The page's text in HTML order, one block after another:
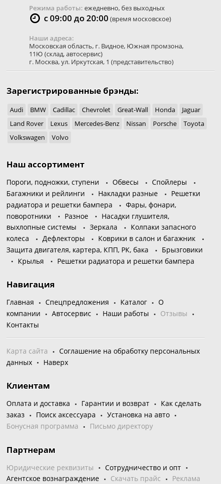
Режима работы: ежедневно, без выходных
с 09:00 до 20:00 (время московское)
Наши адреса:
Московская область, г. Видное, Южная промзона,
11Ю (склад, автосервис)
г. Москва,ул. Иркутская, 1 (представительство)
Зарегистрированные брэнды:
Audi BMW Cadillac Chevrolet Great-Wall Honda
Jaguar
Land Rover
Lexus Mercedes-Benz Nissan Porsche
Toyota
Volkswagen
Volvo
Наш ассортимент
Пороги, подножки, ступени Обвесы
Спойлеры
Багажники и рейлинги
Накладки разные
Решетки
радиатора и решетки бампера
Фары, фонари,
поворотники
Разное
Насадки глушителя,
выхлопные системы
Зеркала
Колпаки запасного
колеса
Дефлекторы
Коврики в салон и багажник
Защита двигателя, картера, КПП, РК, бака
Брызговики
Крылья
Решетки радиатора и решетки бампера
Навигация
Главная Спецпредложения Каталог
О
компании
Автосервис Наши работы
Отзывы
Контакты
Карта сайта
Соглашение на обработку персональных
данных
Наверх
Клиентам
Оплата и доставка Гарантии и возврат
Как сделать
заказ
Поиск аксессуара
Установка на авто
Бонусная программа
Письмо директору
Партнерам
Юридические реквизиты
Сотрудничество и опт
Агентское вознаграждение
Скачать прайс Реклама